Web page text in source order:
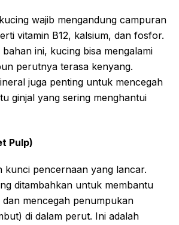
wajib mengandung campuran
vitamin B12, kalsium, dan fosfor.
ini, kucing bisa mengalami
perutnya terasa kenyang.
juga penting untuk mencegah
ginjal yang sering menghantui
Pulp)
kunci pencernaan yang lancar.
ditambahkan untuk membantu
mencegah penumpukan
di dalam perut. Ini adalah